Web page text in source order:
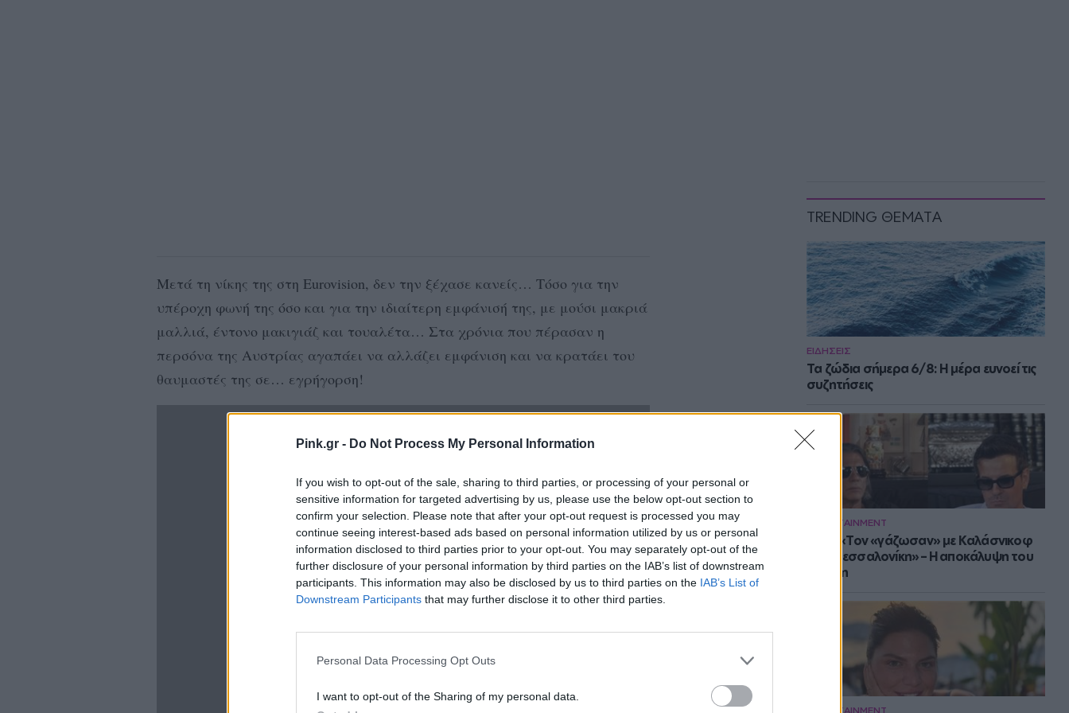
Pink.gr - Do Not Process My Personal Information
If you wish to opt-out of the sale, sharing to third parties, or processing of your personal or
sensitive information for targeted advertising by us, please use the below opt-out section to
confirm your selection. Please note that after your opt-out request is processed you may
continue seeing interest-based ads based on personal information utilized by us or personal
information disclosed to third parties prior to your opt-out. You may separately opt-out of the
further disclosure of your personal information by third parties on the IAB’s list of downstream
participants. This information may also be disclosed by us to third parties on the IAB’s List of
Downstream Participants that may further disclose it to other third parties.
Personal Data Processing Opt Outs
I want to opt-out of the Sharing of my personal data.
TRENDING ΘΕΜΑΤΑ
ΕΙΔΗΣΕΙΣ
Τα ζώδια σήμερα 6/8: Η μέρα ευνοεί τις
συζητήσεις
ENTERTAINMENT
Νίνο: «Τον «γάζωσαν» με Καλάσνικοφ
στη Θεσσαλονίκη» – Η αποκάλυψη του
Ψινάκη
ENTERTAINMENT
Μετά τη νίκης της στη Eurovision, δεν την ξέχασε κανείς… Τόσο για την
υπέροχη φωνή της όσο και για την ιδιαίτερη εμφάνισή της, με μούσι μακριά
μαλλιά, έντονο μακιγιάζ και τουαλέτα… Στα χρόνια που πέρασαν η
περσόνα της Αυστρίας αγαπάει να αλλάζει εμφάνιση και να κρατάει του
θαυμαστές της σε… εγρήγορση!